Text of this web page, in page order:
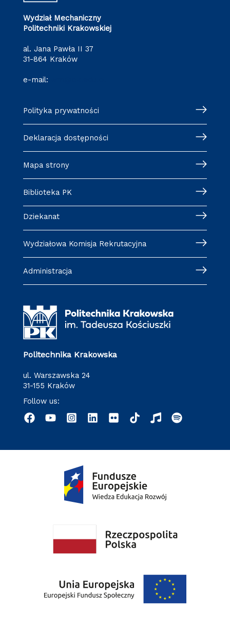
Wydział Mechaniczny
Politechniki Krakowskiej
al. Jana Pawła II 37
31-864 Kraków
e-mail:
Polityka prywatności
Deklaracja dostępności
Mapa strony
Biblioteka PK
Dziekanat
Wydziałowa Komisja Rekrutacyjna
Administracja
Politechnika Krakowska
ul. Warszawska 24
31-155 Kraków
Follow us: